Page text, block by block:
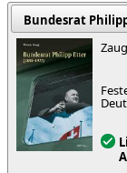
Bundesrat